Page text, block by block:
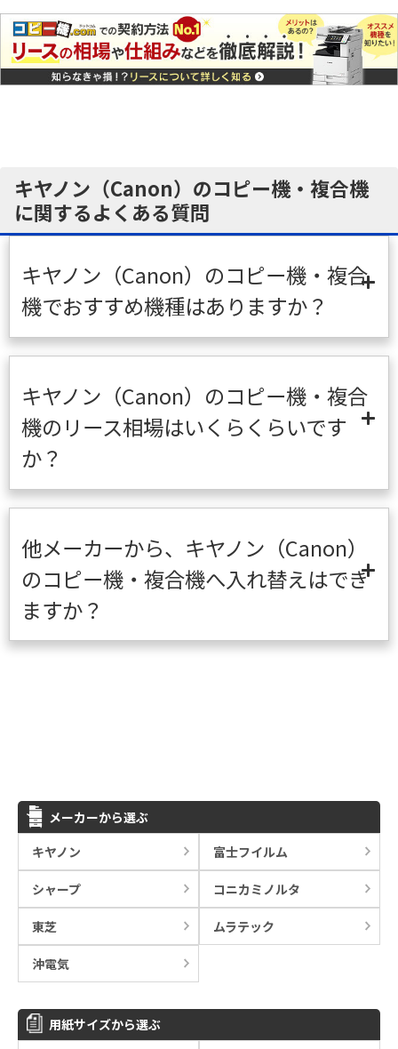
キヤノン（Canon）のコピー機・複合機
に関するよくある質問
キヤノン（Canon）のコピー機・複合
機でおすすめ機種はありますか？
キヤノン（Canon）のコピー機・複合
機のリース相場はいくらくらいです
か？
他メーカーから、キヤノン（Canon）
のコピー機・複合機へ入れ替えはでき
ますか？
メーカーから選ぶ
キヤノン
富士フイルム
シャープ コニカミノルタ
東芝 ムラテック
沖電気
用紙サイズから選ぶ